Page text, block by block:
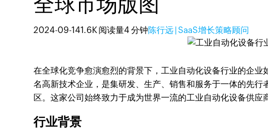
2024-09-141.6K 阅读量4 分钟陈行远 | SaaS增长策略顾问
在全球化竞争愈演愈烈的背景下，工业自动化设备行业的企
名高新技术企业，是集研发、生产、销售和服务于一体的先
区。这家公司始终致力于成为世界一流的工业自动化设备供
行业背景